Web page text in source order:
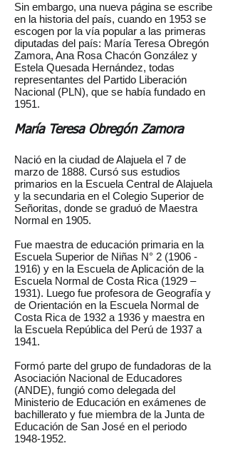
Sin embargo, una nueva página se escribe
en la historia del país, cuando en 1953 se
escogen por la vía popular a las primeras
diputadas del país: María Teresa Obregón
Zamora, Ana Rosa Chacón González y
Estela Quesada Hernández, todas
representantes del Partido Liberación
Nacional (PLN), que se había fundado en
1951.
María Teresa Obregón Zamora
Nació en la ciudad de Alajuela el 7 de
marzo de 1888. Cursó sus estudios
primarios en la Escuela Central de Alajuela
y la secundaria en el Colegio Superior de
Señoritas, donde se graduó de Maestra
Normal en 1905.
Fue maestra de educación primaria en la
Escuela Superior de Niñas N° 2 (1906 -
1916) y en la Escuela de Aplicación de la
Escuela Normal de Costa Rica (1929 –
1931). Luego fue profesora de Geografía y
de Orientación en la Escuela Normal de
Costa Rica de 1932 a 1936 y maestra en
la Escuela República del Perú de 1937 a
1941.
Formó parte del grupo de fundadoras de la
Asociación Nacional de Educadores
(ANDE), fungió como delegada del
Ministerio de Educación en exámenes de
bachillerato y fue miembra de la Junta de
Educación de San José en el periodo
1948-1952.